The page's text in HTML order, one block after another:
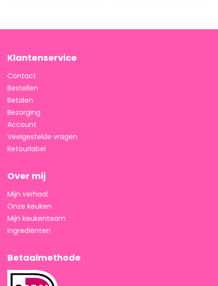
Klantenservice
Contact
Bestellen
Betalen
Bezorging
Account
Veelgestelde vragen
Retourlabel
Over mij
Mijn verhaal
Onze keuken
Mijn keukenteam
Ingrediënten
Betaalmethode